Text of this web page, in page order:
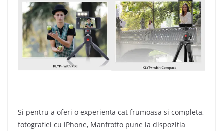
Si pentru a oferi o experienta cat frumoasa si completa,
fotografiei cu iPhone, Manfrotto pune la dispozitia